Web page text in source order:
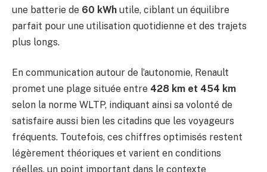
une batterie de 60 kWh utile, ciblant un équilibre
parfait pour une utilisation quotidienne et des trajets
plus longs.
En communication autour de l’autonomie, Renault
promet une plage située entre 428 km et 454 km
selon la norme WLTP, indiquant ainsi sa volonté de
satisfaire aussi bien les citadins que les voyageurs
fréquents. Toutefois, ces chiffres optimisés restent
légèrement théoriques et varient en conditions
réelles, un point important dans le contexte